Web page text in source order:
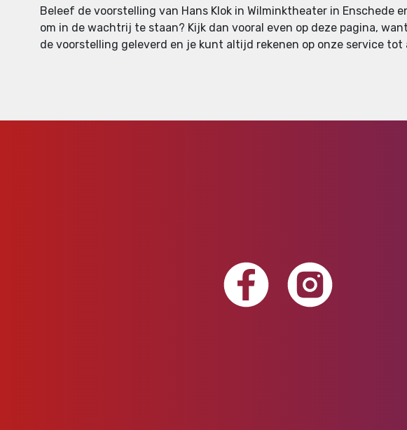
Beleef de voorstelling van Hans Klok in Wilminktheater in Enschede
om in de wachtrij te staan? Kijk dan vooral even op deze pagina,
de voorstelling geleverd en je kunt altijd rekenen op onze service